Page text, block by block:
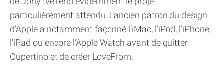
particulièrement attendu. L’ancien patron du design
d’Apple a notamment façonné l’iMac, l’iPod, l’iPhone,
l’iPad ou encore l’Apple Watch avant de quitter
Cupertino et de créer LoveFrom.